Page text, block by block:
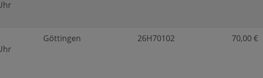
Göttingen 26H70102
70,00 €